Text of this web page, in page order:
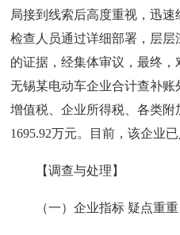
局接到线索后高度重视，迅速
检查人员通过详细部署，层
的证据，经集体审议，最终
无锡某电动车企业合计查补账
增值税、企业所得税、各类
1695.92万元。目前，该企业已
【调查与处理】
（一）企业指标 疑点重重